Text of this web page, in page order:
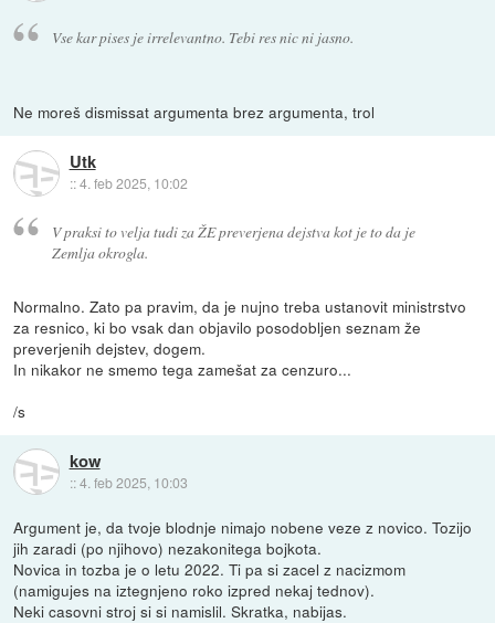
Vse kar pises je irrelevantno. Tebi res nic ni jasno.
Ne moreš dismissat argumenta brez argumenta, trol
Utk
::4. feb 2025, 10:02
V praksi to velja tudi za ŽE preverjena dejstva kot je to da je
Zemlja okrogla.
Normalno. Zato pa pravim, da je nujno treba ustanovit ministrstvo
za resnico, ki bo vsak dan objavilo posodobljen seznam že
preverjenih dejstev, dogem.
In nikakor ne smemo tega zamešat za cenzuro...
/s
kow
::4. feb 2025, 10:03
Argument je, da tvoje blodnje nimajo nobene veze z novico. Tozijo
jih zaradi (po njihovo) nezakonitega bojkota.
Novica in tozba je o letu 2022. Ti pa si zacel z nacizmom
(namigujes na iztegnjeno roko izpred nekaj tednov).
Neki casovni stroj si si namislil. Skratka, nabijas.